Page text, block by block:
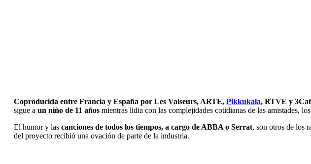
Coproducida entre Francia y España por Les Valseurs, ARTE, Pikkukala, RTVE y 3Cat
sigue a un niño de 11 años mientras lidia con las complejidades cotidianas de las amistades,
El humor y las canciones de todos los tiempos, a cargo de ABBA o Serrat, son otros de los
del proyecto recibió una ovación de parte de la industria.